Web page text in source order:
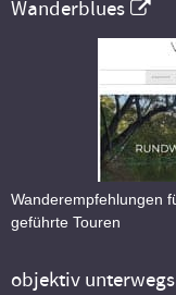
Wanderblues
Wanderempfehlungen
geführte Touren
objektiv unterwegs